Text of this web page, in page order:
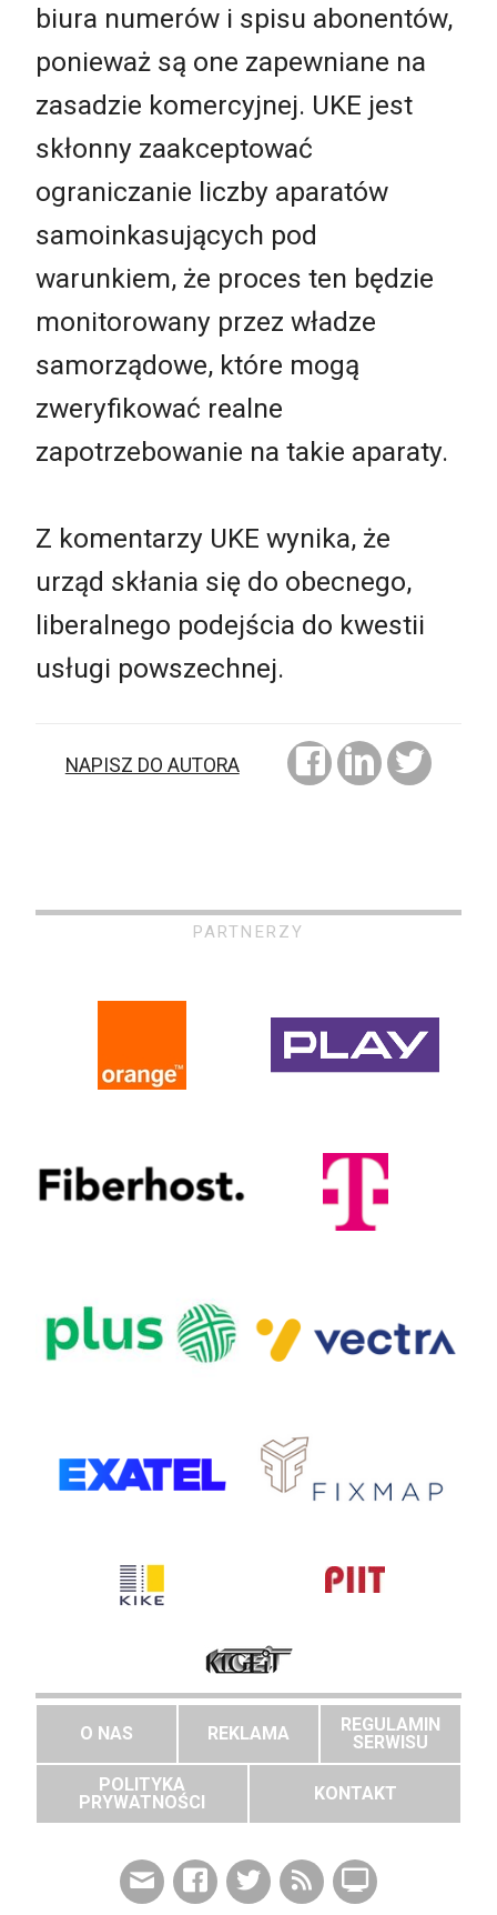
biura numerów i spisu abonentów,
ponieważ są one zapewniane na
zasadzie komercyjnej. UKE jest
skłonny zaakceptować
ograniczanie liczby aparatów
samoinkasujących pod
warunkiem, że proces ten będzie
monitorowany przez władze
samorządowe, które mogą
zweryfikować realne
zapotrzebowanie na takie aparaty.
Z komentarzy UKE wynika, że
urząd skłania się do obecnego,
liberalnego podejścia do kwestii
usługi powszechnej.
NAPISZ DO AUTORA
PARTNERZY
O NAS REKLAMA
REGULAMIN
SERWISU
POLITYKA
PRYWATNOŚCI
KONTAKT